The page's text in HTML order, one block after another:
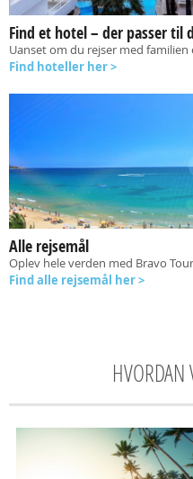
Find et hotel – der passer til
Uanset om du rejser med familien
Find hoteller her >
Alle rejsemål
Oplev hele verden med Bravo
Find alle rejsemål her >
HVORDAN